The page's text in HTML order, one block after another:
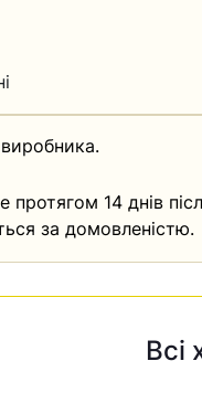
виробника.
14 днів
за домовленістю.
Всі